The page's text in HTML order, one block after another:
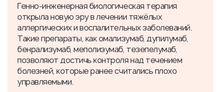
Генно-инженерная биологическая терапия
открыла новую эру в лечении тяжёлых
аллергических и воспалительных заболеваний.
Такие препараты, как омализумаб, дупилумаб,
бенрализумаб, меполизумаб, тезепелумаб,
позволяют достичь контроля над течением
болезней, которые ранее считались плохо
управляемыми.